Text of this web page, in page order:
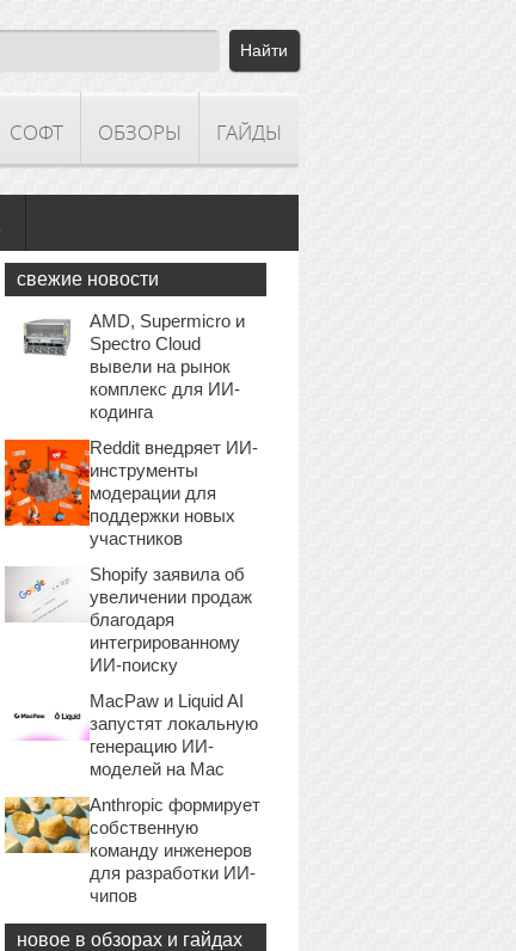
СОФТ ОБЗОРЫ ГАЙДЫ
свежие новости
AMD, Supermicro и
Spectro Cloud
вывели на рынок
комплекс для ИИ-
кодинга
Reddit внедряет ИИ-
инструменты
модерации для
поддержки новых
участников
Shopify заявила об
увеличении продаж
благодаря
интегрированному
ИИ-поиску
MacPaw и Liquid AI
запустят локальную
генерацию ИИ-
моделей на Mac
Anthropic формирует
собственную
команду инженеров
для разработки ИИ-
чипов
новое в обзорах и гайдах